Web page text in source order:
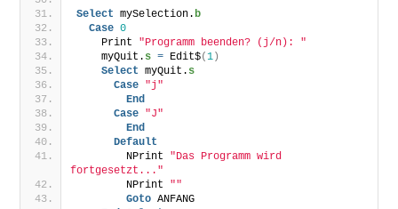
Select mySelection.b
Case 0
    Print
"Programm beenden? (j/n): "
    myQuit.
s = Edit$(1 )
Select myQuit. s
Case "j"
End
Case "J"
End
Default
        NPrint
"Das Programm wird
fortgesetzt..."
        NPrint
""
Goto ANFANG